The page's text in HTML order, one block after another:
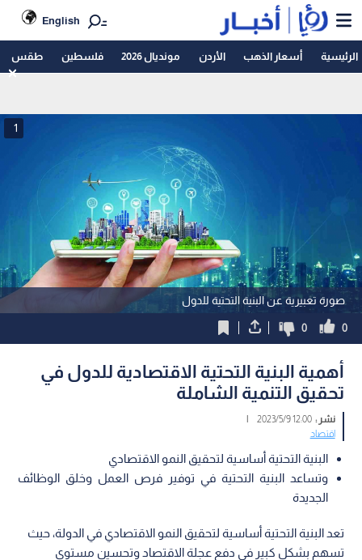
English
الرئيسية أسعار الذهب الأردن مونديال 2026 فلسطين طقس
صورة تعبيرية عن البنية التحتية للدول
1
0
0
أهمية البنية التحتية الاقتصادية للدول في
تحقيق التنمية الشاملة
نشر :12:00 2023/5/9
|
اقتصاد
البنية التحتية أساسية لتحقيق النمو الاقتصادي
وتساعد البنية التحتية في توفير فرص العمل وخلق الوظائف
الجديدة
تعد البنية التحتية أساسية لتحقيق النمو الاقتصادي في الدولة، حيث
تسهم بشكل كبير في دفع عجلة الاقتصاد وتحسين مستوى